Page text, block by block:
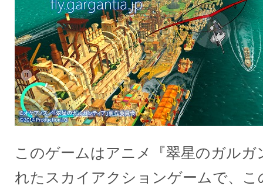
このゲームはアニメ『翠星のガル
れたスカイアクションゲームで、